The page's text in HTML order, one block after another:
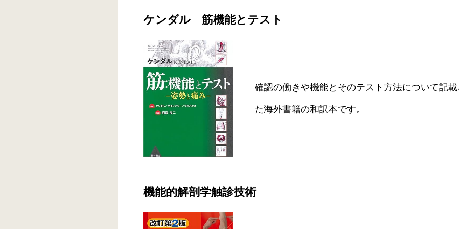
ケンダル 筋機能とテスト
確認の働きや機能とそのテスト方法について記
た海外書籍の和訳本です。
機能的解剖学触診技術